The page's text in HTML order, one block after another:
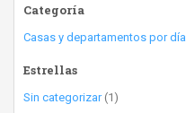
Categoría
Casas y departamentos por día
Estrellas
Sin categorizar(1)